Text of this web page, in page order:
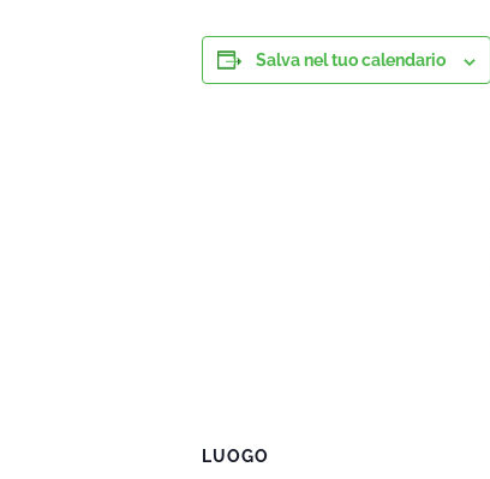
Salva nel tuo calendario
LUOGO